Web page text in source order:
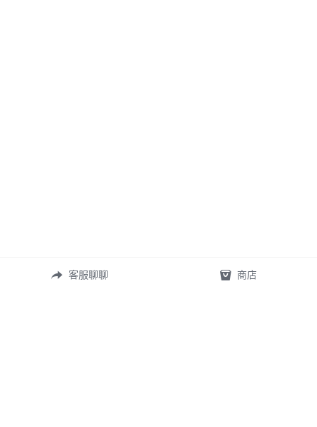
客服聊聊 商店